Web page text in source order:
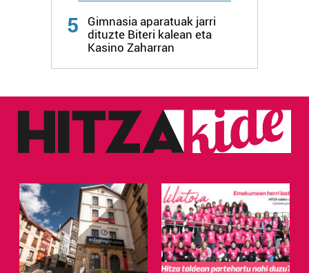
fitxategiak erabiltzen ditu. Zure esperientzia eta
zerbitzuak hobetzeko asmoz, cookie teknologiaz
erabiltzeko baimen esplizitua ematen diguzu.Gehiago
5
Gimnasia aparatuak jarri
dituzte Biteri kalean eta
Kasino Zaharran